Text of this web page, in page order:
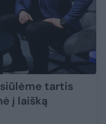
tartis
į laišką